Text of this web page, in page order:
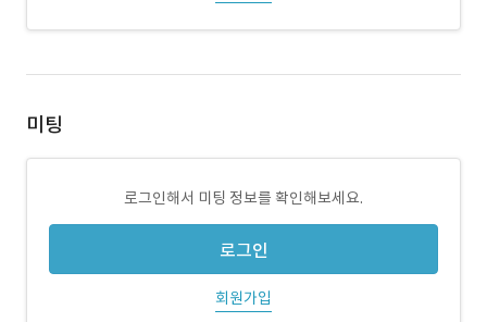
미팅
로그인해서 미팅 정보를 확인해보세요.
로그인
회원가입